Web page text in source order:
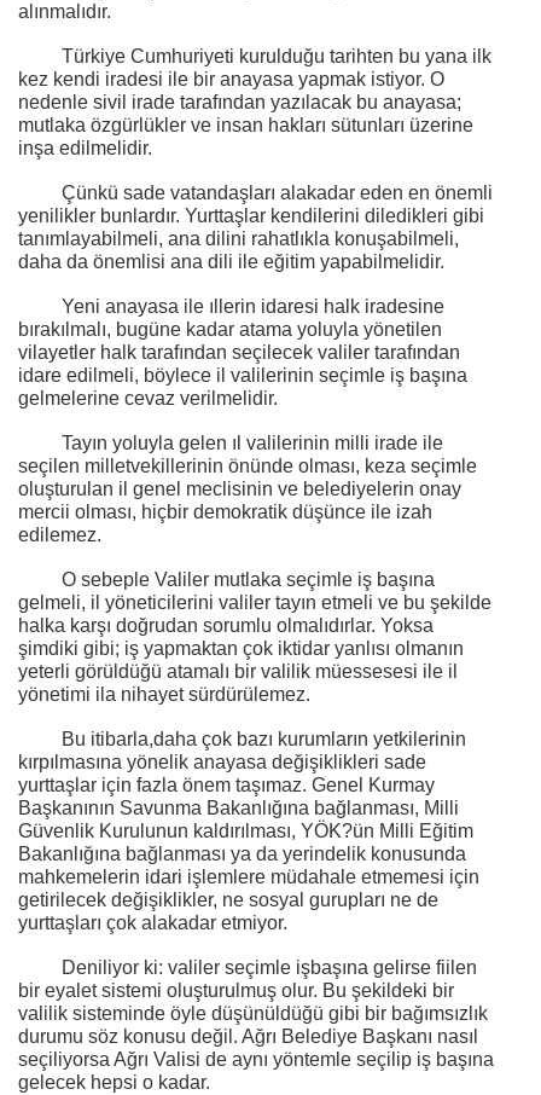
alınmalıdır.
Türkiye Cumhuriyeti kurulduğu tarihten bu yana ilk
kez kendi iradesi ile bir anayasa yapmak istiyor. O
nedenle sivil irade tarafından yazılacak bu anayasa;
mutlaka özgürlükler ve insan hakları sütunları üzerine
inşa edilmelidir.
Çünkü sade vatandaşları alakadar eden en önemli
yenilikler bunlardır. Yurttaşlar kendilerini diledikleri gibi
tanımlayabilmeli, ana dilini rahatlıkla konuşabilmeli,
daha da önemlisi ana dili ile eğitim yapabilmelidir.
Yeni anayasa ile ıllerin idaresi halk iradesine
bırakılmalı, bugüne kadar atama yoluyla yönetilen
vilayetler halk tarafından seçilecek valiler tarafından
idare edilmeli, böylece il valilerinin seçimle iş başına
gelmelerine cevaz verilmelidir.
Tayın yoluyla gelen ıl valilerinin milli irade ile
seçilen milletvekillerinin önünde olması, keza seçimle
oluşturulan il genel meclisinin ve belediyelerin onay
mercii olması, hiçbir demokratik düşünce ile izah
edilemez.
O sebeple Valiler mutlaka seçimle iş başına
gelmeli, il yöneticilerini valiler tayın etmeli ve bu şekilde
halka karşı doğrudan sorumlu olmalıdırlar. Yoksa
şimdiki gibi; iş yapmaktan çok iktidar yanlısı olmanın
yeterli görüldüğü atamalı bir valilik müessesesi ile il
yönetimi ila nihayet sürdürülemez.
Bu itibarla,daha çok bazı kurumların yetkilerinin
kırpılmasına yönelik anayasa değişiklikleri sade
yurttaşlar için fazla önem taşımaz. Genel Kurmay
Başkanının Savunma Bakanlığına bağlanması, Milli
Güvenlik Kurulunun kaldırılması, YÖK?ün Milli Eğitim
Bakanlığına bağlanması ya da yerindelik konusunda
mahkemelerin idari işlemlere müdahale etmemesi için
getirilecek değişiklikler, ne sosyal gurupları ne de
yurttaşları çok alakadar etmiyor.
Deniliyor ki: valiler seçimle işbaşına gelirse fiilen
bir eyalet sistemi oluşturulmuş olur. Bu şekildeki bir
valilik sisteminde öyle düşünüldüğü gibi bir bağımsızlık
durumu söz konusu değil. Ağrı Belediye Başkanı nasıl
seçiliyorsa Ağrı Valisi de aynı yöntemle seçilip iş başına
gelecek hepsi o kadar.